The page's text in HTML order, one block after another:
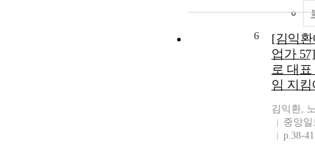
6
[김익
업가
로 대표
임 지킴
김익환,
중앙
p.38-41